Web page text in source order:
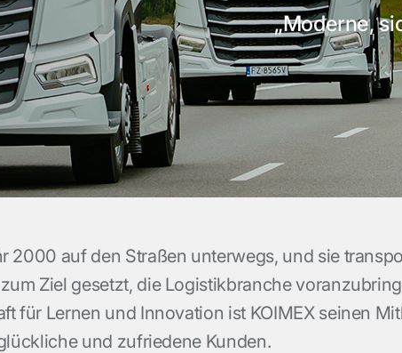
„Moderne,
2000 auf den Straßen unterwegs, und sie
Ziel gesetzt, die Logistikbranche
für Lernen und Innovation ist KOIMEX seinen
und zufriedene Kunden.